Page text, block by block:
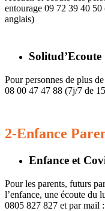
entourage 09 72 39 40
anglais)
Pour personnes de plus
08 00 47 47 88 (7j/7 de
2-Enfance
Enfance et
Pour les parents, futurs
l’enfance, une écoute du
0805 827 827 et par mail :